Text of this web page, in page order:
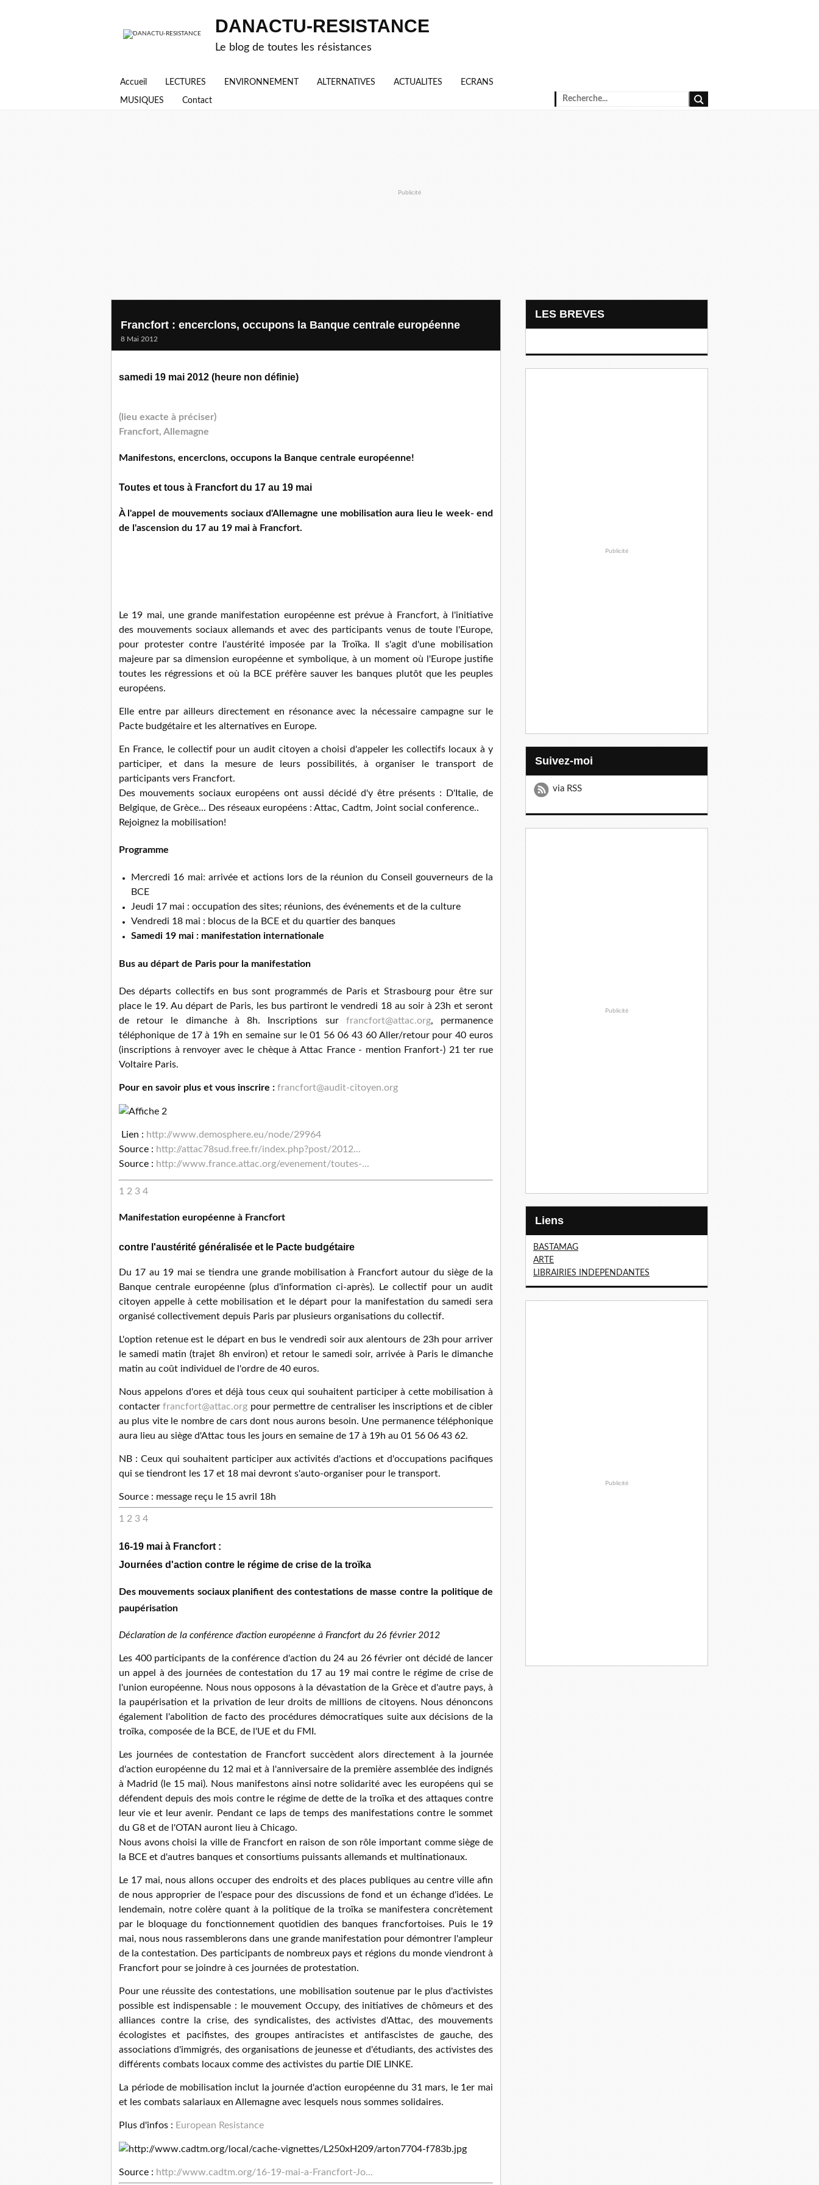
DANACTU-RESISTANCE
Le blog de toutes les résistances
Accueil LECTURES ENVIRONNEMENT ALTERNATIVES ACTUALITES ECRANS
MUSIQUES Contact
Publicité
Francfort : encerclons, occupons la Banque centrale européenne
8 Mai 2012
samedi 19 mai 2012 (heure non définie)
(lieu exacte à préciser)
Francfort, Allemagne
Manifestons, encerclons, occupons la Banque centrale européenne!
Toutes et tous à Francfort du 17 au 19 mai
À l'appel de mouvements sociaux d'Allemagne une mobilisation aura lieu le week- end
de l'ascension du 17 au 19 mai à Francfort.
Le 19 mai, une grande manifestation européenne est prévue à Francfort, à l'initiative
des mouvements sociaux allemands et avec des participants venus de toute l'Europe,
pour protester contre l'austérité imposée par la Troïka. Il s'agit d'une mobilisation
majeure par sa dimension européenne et symbolique, à un moment où l'Europe justifie
toutes les régressions et où la BCE préfère sauver les banques plutôt que les peuples
européens.
Elle entre par ailleurs directement en résonance avec la nécessaire campagne sur le
Pacte budgétaire et les alternatives en Europe.
En France, le collectif pour un audit citoyen a choisi d'appeler les collectifs locaux à y
participer, et dans la mesure de leurs possibilités, à organiser le transport de
participants vers Francfort.
Des mouvements sociaux européens ont aussi décidé d'y être présents : D'Italie, de
Belgique, de Grèce... Des réseaux européens : Attac, Cadtm, Joint social conference..
Rejoignez la mobilisation!
Programme
Mercredi 16 mai: arrivée et actions lors de la réunion du Conseil gouverneurs de la
BCE
Jeudi 17 mai : occupation des sites; réunions, des événements et de la culture
Vendredi 18 mai : blocus de la BCE et du quartier des banques
Samedi 19 mai : manifestation internationale
Bus au départ de Paris pour la manifestation
Des départs collectifs en bus sont programmés de Paris et Strasbourg pour être sur
place le 19. Au départ de Paris, les bus partiront le vendredi 18 au soir à 23h et seront
de retour le dimanche à 8h. Inscriptions sur francfort@atac.org, permanence
téléphonique de 17 à 19h en semaine sur le 01 56 06 43 60 Aller/retour pour 40 euros
(inscriptions à renvoyer avec le chèque à Attac France - mention Franfort-) 21 ter rue
Voltaire Paris.
Pour en savoir plus et vous inscrire : francfort@audit-citoyen.org
Lien : http://www.demosphere.eu/node/29964
Source : http://attac78sud.free.fr/index.php?post/2012...
Source : http://www.france.attac.org/evenement/toutes-...
1 2 3 4
Manifestation européenne à Francfort
contre l'austérité généralisée et le Pacte budgétaire
Du 17 au 19 mai se tiendra une grande mobilisation à Francfort autour du siège de la
Banque centrale européenne (plus d'information ci-après). Le collectif pour un audit
citoyen appelle à cette mobilisation et le départ pour la manifestation du samedi sera
organisé collectivement depuis Paris par plusieurs organisations du collectif.
L'option retenue est le départ en bus le vendredi soir aux alentours de 23h pour arriver
le samedi matin (trajet 8h environ) et retour le samedi soir, arrivée à Paris le dimanche
matin au coût individuel de l'ordre de 40 euros.
Nous appelons d'ores et déjà tous ceux qui souhaitent participer à cette mobilisation à
contacterfrancfort@atac.org pour permettre de centraliser les inscriptions et de cibler
au plus vite le nombre de cars dont nous aurons besoin. Une permanence téléphonique
aura lieu au siège d'Attac tous les jours en semaine de 17 à 19h au 01 56 06 43 62.
NB : Ceux qui souhaitent participer aux activités d'actions et d'occupations pacifiques
qui se tiendront les 17 et 18 mai devront s'auto-organiser pour le transport.
Source : message reçu le 15 avril 18h
1 2 3 4
16-19 mai à Francfort :
Journées d'action contre le régime de crise de la troïka
Des mouvements sociaux planifient des contestations de masse contre la politique de
paupérisation
Déclaration de la conférence d'action européenne à Francfort du 26 février 2012
Les 400 participants de la conférence d'action du 24 au 26 février ont décidé de lancer
un appel à des journées de contestation du 17 au 19 mai contre le régime de crise de
l'union européenne. Nous nous opposons à la dévastation de la Grèce et d'autre pays, à
la paupérisation et la privation de leur droits de millions de citoyens. Nous dénoncons
également l'abolition de facto des procédures démocratiques suite aux décisions de la
troïka, composée de la BCE, de l'UE et du FMI.
Les journées de contestation de Francfort succèdent alors directement à la journée
d'action européenne du 12 mai et à l'anniversaire de la première assemblée des indignés
à Madrid (le 15 mai). Nous manifestons ainsi notre solidarité avec les européens qui se
défendent depuis des mois contre le régime de dette de la troïka et des attaques contre
leur vie et leur avenir. Pendant ce laps de temps des manifestations contre le sommet
du G8 et de l'OTAN auront lieu à Chicago.
Nous avons choisi la ville de Francfort en raison de son rôle important comme siège de
la BCE et d'autres banques et consortiums puissants allemands et multinationaux.
Le 17 mai, nous allons occuper des endroits et des places publiques au centre ville afin
de nous approprier de l'espace pour des discussions de fond et un échange d'idées. Le
lendemain, notre colère quant à la politique de la troïka se manifestera concrètement
par le bloquage du fonctionnement quotidien des banques francfortoises. Puis le 19
mai, nous nous rassemblerons dans une grande manifestation pour démontrer l'ampleur
de la contestation. Des participants de nombreux pays et régions du monde viendront à
Francfort pour se joindre à ces journées de protestation.
Pour une réussite des contestations, une mobilisation soutenue par le plus d'activistes
possible est indispensable : le mouvement Occupy, des initiatives de chômeurs et des
alliances contre la crise, des syndicalistes, des activistes d'Attac, des mouvements
écologistes et pacifistes, des groupes antiracistes et antifascistes de gauche, des
associations d'immigrés, des organisations de jeunesse et d'étudiants, des activistes des
différents combats locaux comme des activistes du partie DIE LINKE.
La période de mobilisation inclut la journée d'action européenne du 31 mars, le 1er mai
et les combats salariaux en Allemagne avec lesquels nous sommes solidaires.
Plus d'infos : European Resistance
Source : http://www.cadtm.org/16-19-mai-a-Francfort-Jo...
LES BREVES
Publicité
Suivez-moi
via RSS
Publicité
Liens
BASTAMAG
ARTE
LIBRAIRIES INDEPENDANTES
Publicité